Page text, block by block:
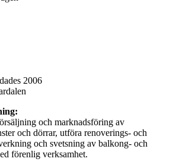
2006
och marknadsföring av
och dörrar, utföra renoverings- och
och svetsning av balkong- och
förenlig verksamhet.